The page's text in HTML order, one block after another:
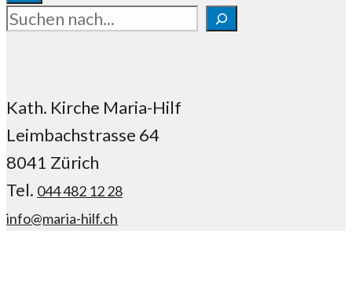
Schliessen
Suchen
Kath. Kirche Maria-Hilf
Leimbachstrasse 64
8041 Zürich
Tel. 044 482 12 28
info@maria-hilf.ch